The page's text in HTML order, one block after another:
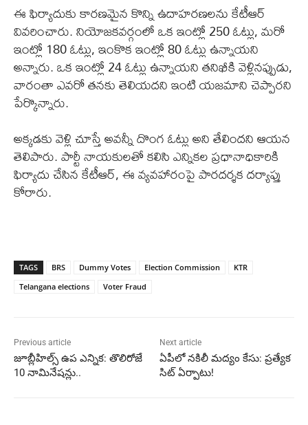
ఈ ఫిర్యాదుకు కారణమైన కొన్ని ఉదాహరణలను కేటీఆర్
వివరించారు. నియోజకవర్గంలో ఒక ఇంట్లో 250 ఓట్లు, మరో
ఇంట్లో 180 ఓట్లు, ఇంకొక ఇంట్లో 80 ఓట్లు ఉన్నాయని
అన్నారు. ఒక ఇంట్లో 24 ఓట్లు ఉన్నాయని తనిఖీకి వెళ్లినప్పుడు,
వారంతా ఎవరో తనకు తెలియదని ఇంటి యజమాని చెప్పారని
పేర్కొన్నారు.
అక్కడకు వెళ్లి చూస్తే అవన్నీ దొంగ ఓట్లు అని తేలిందని ఆయన
తెలిపారు. పార్టీ నాయకులతో కలిసి ఎన్నికల ప్రధానాధికారికి
ఫిర్యాదు చేసిన కేటీఆర్, ఈ వ్యవహారంపై పారదర్శక దర్యాప్తు
కోరారు.
TAGS BRS Dummy Votes Election Commission
KTR
Telangana elections
Voter Fraud
Previous article
జూబ్లీహిల్స్ ఉప ఎన్నిక: తొలిరోజే
10 నామినేషన్లు..
Next article
ఏపీలో నకిలీ మద్యం కేసు: ప్రత్యేక
సిట్ ఏర్పాటు!